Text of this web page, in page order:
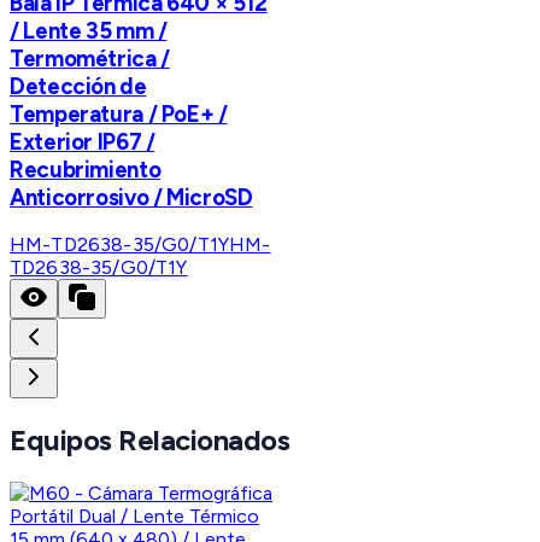
/ Lente 35 mm /
Termométrica /
Detección de
Temperatura / PoE+ /
Exterior IP67 /
Recubrimiento
Anticorrosivo / MicroSD
HM-TD2638-35/G0/T1YHM-
TD2638-35/G0/T1Y
Equipos Relacionados